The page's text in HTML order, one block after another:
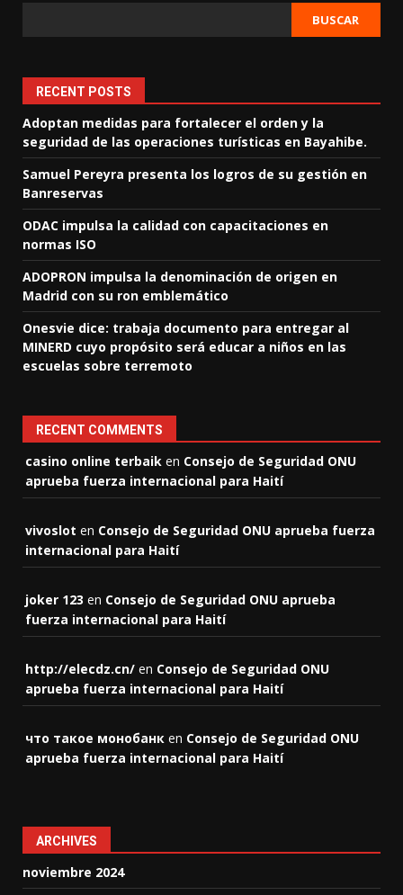
BUSCAR
RECENT POSTS
Adoptan medidas para fortalecer el orden y la
seguridad de las operaciones turísticas en Bayahibe.
Samuel Pereyra presenta los logros de su gestión en
Banreservas
ODAC impulsa la calidad con capacitaciones en
normas ISO
ADOPRON impulsa la denominación de origen en
Madrid con su ron emblemático
Onesvie dice: trabaja documento para entregar al
MINERD cuyo propósito será educar a niños en las
escuelas sobre terremoto
RECENT COMMENTS
casino online terbaik en Consejo de Seguridad ONU
aprueba fuerza internacional para Haití
vivoslot en Consejo de Seguridad ONU aprueba fuerza
internacional para Haití
joker 123 en Consejo de Seguridad ONU aprueba
fuerza internacional para Haití
http://elecdz.cn/ en Consejo de Seguridad ONU
aprueba fuerza internacional para Haití
что такое монобанк en Consejo de Seguridad ONU
aprueba fuerza internacional para Haití
ARCHIVES
noviembre 2024